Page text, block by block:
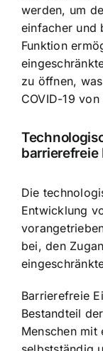
werden, um
einfacher und
Funktion
zu öffnen,
COVID-19
barrierefreie
Die
Entwicklung
bei, den
Barrierefreie
Bestandteil
Menschen mit